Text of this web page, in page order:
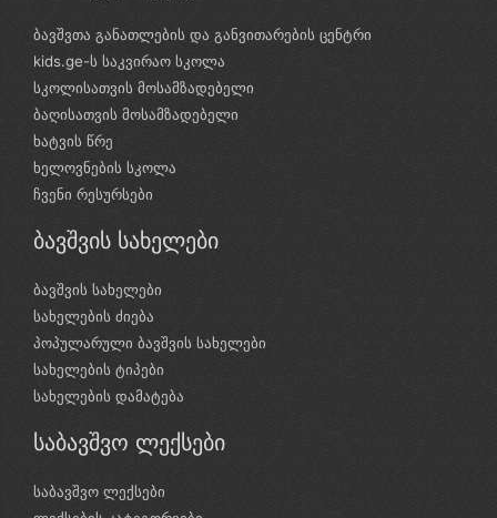
ბავშვთა განათლების და განვითარების ცენტრი
kids.ge-ს საკვირაო სკოლა
სკოლისათვის მოსამზადებელი
ბაღისათვის მოსამზადებელი
ხატვის წრე
ხელოვნების სკოლა
ჩვენი რესურსები
ბავშვის სახელები
ბავშვის სახელები
სახელების ძიება
პოპულარული ბავშვის სახელები
სახელების ტიპები
სახელების დამატება
საბავშვო ლექსები
საბავშვო ლექსები